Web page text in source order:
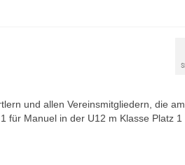
und allen Vereinsmitgliedern, die am
für Manuel in der U12 m Klasse Platz 1